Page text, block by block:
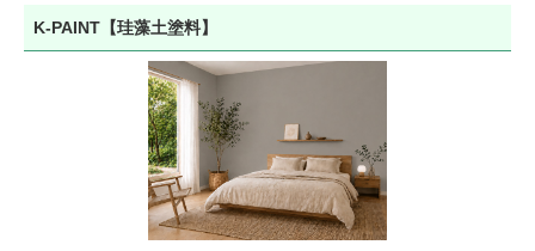
K-PAINT【珪藻土塗料】